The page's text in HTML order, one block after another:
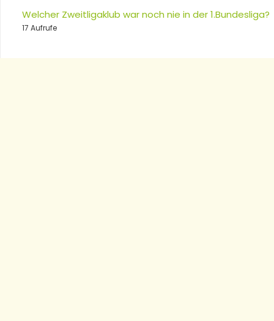
Welcher Zweitligaklub war noch nie in der 1.Bundesliga?
17 Aufrufe